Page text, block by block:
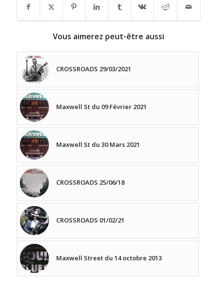
Vous aimerez peut-être aussi
CROSSROADS 29/03/2021
Maxwell St du 09 Février 2021
Maxwell St du 30 Mars 2021
CROSSROADS 25/06/18
CROSSROADS 01/02/21
Maxwell Street du 14 octobre 2013